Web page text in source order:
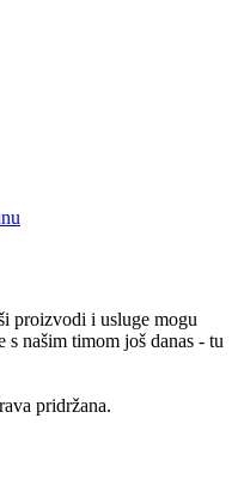
proizvodi i usluge mogu
s našim timom još danas - tu
pridržana.